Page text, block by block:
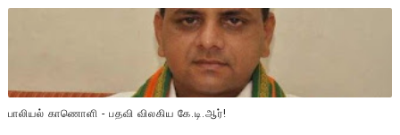
பாலியல் காணொளி - பதவி விலகிய கே.டி.ஆர்!